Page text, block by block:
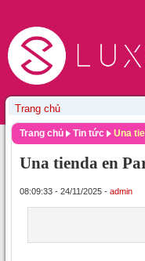
Trang chủ Tin tức Una
Una tienda en
08:09:33 - 24/11/2025 - admin